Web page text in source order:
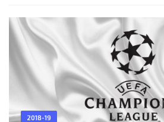
Робинсон (Северная Ирландия).
(Северная Ирландия). Домжале: 1.
2018-19